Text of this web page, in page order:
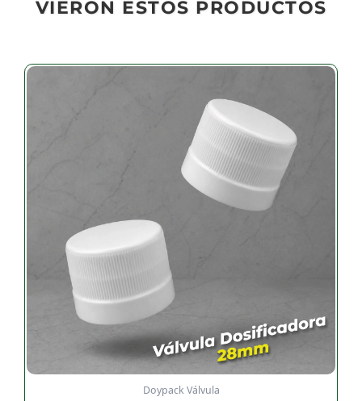
VIERON ESTOS PRODUCTOS
Doypack Válvula